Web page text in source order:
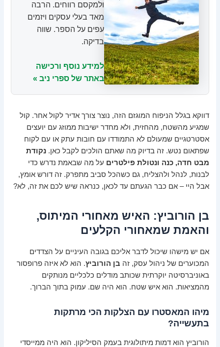
ולמקסם רווחים. הרבה
מאד בעלי עסקים ויזמים
עפים על הספר. שווה
בדיקה.
למידע נוסף ורכישה
באתר של ספרי ניב »
דווקא בגלל הניפוח המוגזם הזה, נוצר צורך אדיר לקול אחר. קול
שמגיע מהשטח, מהחזית, ולא מחדר ישיבות ממוזג עם יועצים
אסטרטגיים שמעולם לא התמודדו עם חובות עתק או עם לקוח
שפתאום נטש. זה בדיוק מה שאתם הולכים לקבל כאן.נקודת
מבט חדה, כנה ונטולת פילטרים על מה שבאמת נדרש כדי
לבנות, לנהל ולהצליח, גם כשהכל סביב מתפרק. זה דורש אומץ,
אבל היי – אם כבר הגעתם עד לכאן, כנראה שיש לכם את זה, לא?
בן הורוביץ: האיש מאחורי המיתוס,
והאמת שמאחורי הקלעים
אם יש מישהו שיכול לדבר אליכם בגובה העיניים על הצדדים
המכוערים של ניהול עסק, זה בן הורוביץ. הוא לא איזה פרופסור
באוניברסיטה יוקרתית שכותב מודלים כלכליים מנותקים
מהמציאות. הוא איש שטח. הוא היה שם. עמוק בתוך הברוך.
מיהו המאסטרו עם הצלקות הכי מרתקות
בתעשייה?
הורוביץ הוא דמות מיתולוגית בעמק הסיליקון. הוא היה ממייסדי